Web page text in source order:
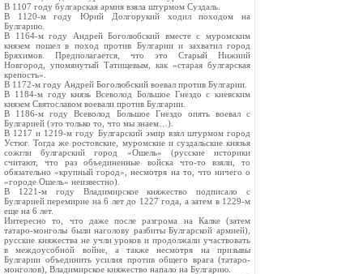
В 1107 году булгарская армия взяла штурмом Суздаль.
В 1120-м году Юрий Долгорукий ходил походом на
Булгарию.
В 1164-м году Андрей Боголюбский вместе с муромским
князем пошел в поход против Булгарии и захватил город
Бряхимов. Предполагается, что это Старый Нижний
Новгород, упомянутый Татищевым, как «старая булгарская
крепость».
В 1172-м году Андрей Боголюбский воевал против Булгарии.
В 1184-м году князь Всеволод Большое Гнездо с киевским
князем Святославом воевали против Булгарии.
В 1186-м году Всеволод Большое Гнездо опять воевал с
Булгарией (это только то, что мы знаем…).
В 1217 и 1219-м году Булгарский эмир взял штурмом город
Устюг. Тогда же ростовские, муромские и суздальские князья
сожгли булгарский город «Ошель» (русские историки
считают, что раз объединенные войска что-то взяли, то
обязательно «крупный город», несмотря на то, что ничего о
«городе Ошель» неизвестно).
В 1221-м году Владимирское княжество подписало с
Булгарией перемирие на 6 лет до 1227 года, а затем в 1229-м
еще на 6 лет.
Интересно то, что даже после разгрома на Калке (затем
татаро-монголы были наголову разбиты Булгарской армией),
русские княжества не учли уроков и продолжали участвовать
в междоусобной войне, а также несмотря на призывы
Булгарии объединить усилия против общего врага (татаро-
монголов), Владимирское княжество напало на Булгарию.